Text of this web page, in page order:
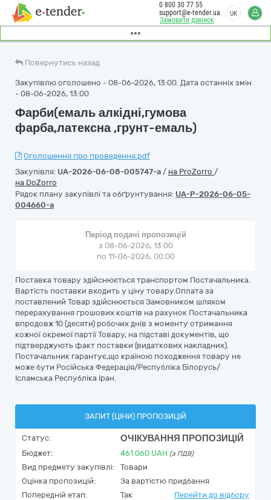
Замовити дзвінок
0 800 30 77 55
support@e-tender.ua
UK
Повернутись назад
Закупівлю оголошено - 08-06-2026, 13:00. Дата останніх змін
- 08-06-2026, 13:00
Фарби(емаль алкідні,гумова
фарба,латексна ,грунт-емаль)
Оголошення про проведення.pdf
Закупівля: UA-2026-06-08-005747-a / на ProZorro /
на DoZorro
Рядок плану закупівлі та обґрунтування: UA-P-2026-06-05-
004660-a
Період подачі пропозицій
з 08-06-2026, 13:00
по 11-06-2026, 00:00
Поставка товару здійснюється транспортом Постачальника.
Вартість поставки входить у ціну товару.Оплата за
поставлений Товар здійснюється Замовником шляхом
перерахування грошових коштів на рахунок Постачальника
впродовж 10 (десяти) робочих днів з моменту отримання
кожної окремої партії Товару, на підставі документів, що
підтверджують факт поставки (видаткових накладних).
Постачальник гарантує,що країною походження товару не
може бути Російська Федерація/Республіка Білорусь/
Ісламська Республіка Іран.
ЗАПИТ (ЦІНИ) ПРОПОЗИЦІЙ
Статус: ОЧІКУВАННЯ ПРОПОЗИЦІЙ
Бюджет: 461 060 UAH (з ПДВ)
Вид предмету закупівлі:
Товари
Оцінка пропозицій:
За вартістю придбання
Попередній етап:
Так
Перейти до відбору